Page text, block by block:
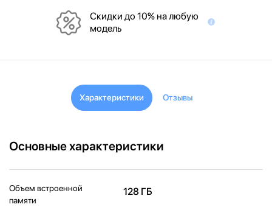
Скидки до 10% на любую
модель
Характеристики Отзывы
Основные характеристики
Объем встроенной
памяти
128 ГБ